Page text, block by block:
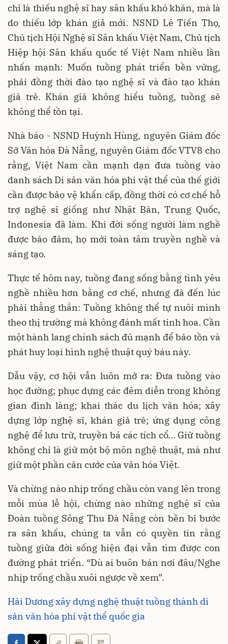
chỉ là thiếu nghệ sĩ hay sân khấu khó khăn, mà là
do thiếu lớp khán giả mới. NSND Lê Tiến Thọ,
Chủ tịch Hội Nghệ sĩ Sân khấu Việt Nam, Chủ tịch
Hiệp hội Sân khấu quốc tế Việt Nam nhiều lần
nhấn mạnh: Muốn tuồng phát triển bền vững,
phải đồng thời đào tạo nghệ sĩ và đào tạo khán
giả trẻ. Khán giả không hiểu tuồng, tuồng sẽ
không thể tồn tại.
Nhà báo - NSND Huỳnh Hùng, nguyên Giám đốc
Sở Văn hóa Đà Nẵng, nguyên Giám đốc VTV8 cho
rằng, Việt Nam cần mạnh dạn đưa tuồng vào
danh sách Di sản văn hóa phi vật thể của thế giới
cần được bảo vệ khẩn cấp, đồng thời có cơ chế hỗ
trợ nghệ sĩ giống như Nhật Bản, Trung Quốc,
Indonesia đã làm. Khi đời sống người làm nghề
được bảo đảm, họ mới toàn tâm truyền nghề và
sáng tạo.
Thực tế hôm nay, tuồng đang sống bằng tình yêu
nghề nhiều hơn bằng cơ chế, nhưng đã đến lúc
phải thẳng thắn: Tuồng không thể tự nuôi mình
theo thị trường mà không đánh mất tinh hoa. Cần
một hành lang chính sách đủ mạnh để bảo tồn và
phát huy loại hình nghệ thuật quý báu này.
Dẫu vậy, cơ hội vẫn luôn mở ra: Đưa tuồng vào
học đường; phục dựng các đêm diễn trong không
gian đình làng; khai thác du lịch văn hóa; xây
dựng lớp nghệ sĩ, khán giả trẻ; ứng dụng công
nghệ để lưu trữ, truyền bá các tích cổ... Giữ tuồng
không chỉ là giữ một bộ môn nghệ thuật, mà như
giữ một phần căn cước của văn hóa Việt.
Và chừng nào nhịp trống chầu còn vang lên trong
mỗi mùa lễ hội, chừng nào những nghệ sĩ của
Đoàn tuồng Sông Thu Đà Nẵng còn bền bỉ bước
ra sân khấu, chúng ta vẫn có quyền tin rằng
tuồng giữa đời sống hiện đại vẫn tìm được con
đường phát triển. “Dù ai buôn bán nơi đâu/Nghe
nhịp trống chầu xuôi ngược về xem”.
Hải Dương xây dựng nghệ thuật tuồng thành di
sản văn hóa phi vật thể quốc gia